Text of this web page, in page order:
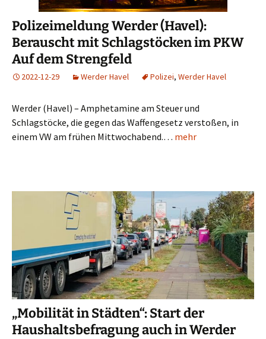
Polizeimeldung Werder (Havel):
Berauscht mit Schlagstöcken im PKW
Auf dem Strengfeld
2022-12-29 Werder Havel Polizei, Werder Havel
Werder (Havel) – Amphetamine am Steuer und
Schlagstöcke, die gegen das Waffengesetz verstoßen, in
einem VW am frühen Mittwochabend.… mehr
„Mobilität in Städten“: Start der
Haushaltsbefragung auch in Werder